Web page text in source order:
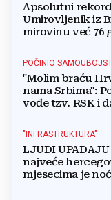
Apsolutni
Umirovljenik iz
mirovinu već 76
POČINIO
"Molim braću
nama Srbima":
vođe tzv. RSK i
"INFRASTRUKTURA"
LJUDI UPADAJU
najveće
mjesecima je